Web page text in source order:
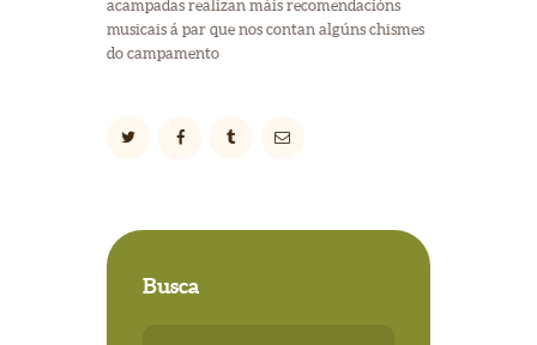
acampadas realizan máis recomendacións
musicais á par que nos contan algúns chismes
do campamento
Busca